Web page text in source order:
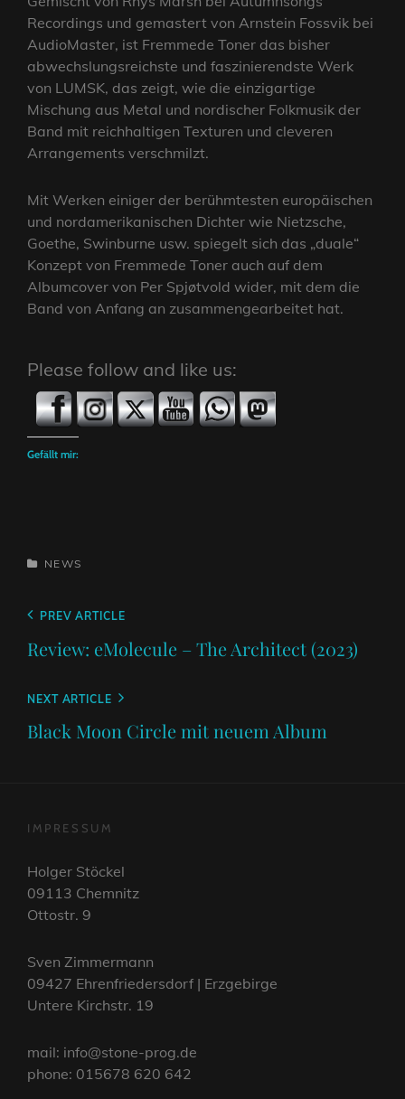
Recordings und gemastert von Arnstein Fossvik bei
AudioMaster, ist Fremmede Toner das bisher
abwechslungsreichste und faszinierendste Werk
von LUMSK, das zeigt, wie die einzigartige
Mischung aus Metal und nordischer Folkmusik der
Band mit reichhaltigen Texturen und cleveren
Arrangements verschmilzt.
Mit Werken einiger der berühmtesten europäischen
und nordamerikanischen Dichter wie Nietzsche,
Goethe, Swinburne usw. spiegelt sich das „duale“
Konzept von Fremmede Toner auch auf dem
Albumcover von Per Spjøtvold wider, mit dem die
Band von Anfang an zusammengearbeitet hat.
Please follow and like us:
Gefällt mir:
CATEGORIES
NEWS
Beitragsnavigation
Previous
PREV ARTICLE
Review: eMolecule – The Architect (2023)
Next
Post
NEXT ARTICLE
Black Moon Circle mit neuem Album
IMPRESSUM
Holger Stöckel
09113 Chemnitz
Ottostr. 9
Sven Zimmermann
09427 Ehrenfriedersdorf | Erzgebirge
Untere Kirchstr. 19
mail: info@stone-prog.de
phone: 015678 620 642